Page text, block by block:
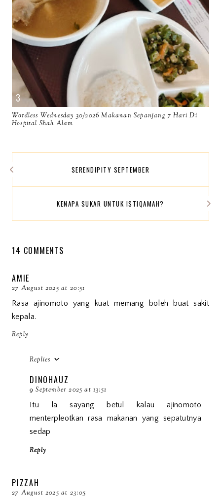
Wordless Wednesday 30/2026 Makanan Sepanjang 7 Hari Di
Hospital Shah Alam
SERENDIPITY SEPTEMBER
KENAPA SUKAR UNTUK ISTIQAMAH?
14 COMMENTS
AMIE
27 August 2025 at 20:51
Rasa ajinomoto yang kuat memang boleh buat sakit
kepala.
Reply
Replies
DINOHAUZ
9 September 2025 at 13:51
Itu la sayang betul kalau ajinomoto
menterpleotkan rasa makanan yang sepatutnya
sedap
Reply
PIZZAH
27 August 2025 at 23:05